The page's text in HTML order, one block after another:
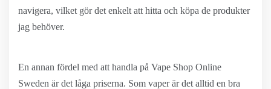
navigera, vilket gör det enkelt att hitta och köpa de produkter
jag behöver.
En annan fördel med att handla på Vape Shop Online
Sweden är det låga priserna. Som vaper är det alltid en bra